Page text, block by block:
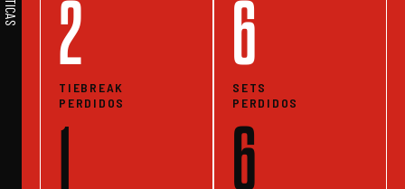
2
TIEBREAK
PERDIDOS
1
6
SETS
PERDIDOS
6